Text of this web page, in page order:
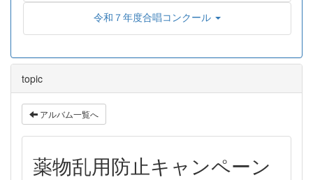
令和７年度合唱コンクール
topic
アルバム一覧へ
薬物乱用防止キャンペーン